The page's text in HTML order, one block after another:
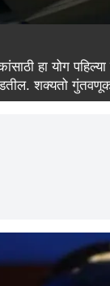
हा योग
शक्यतो